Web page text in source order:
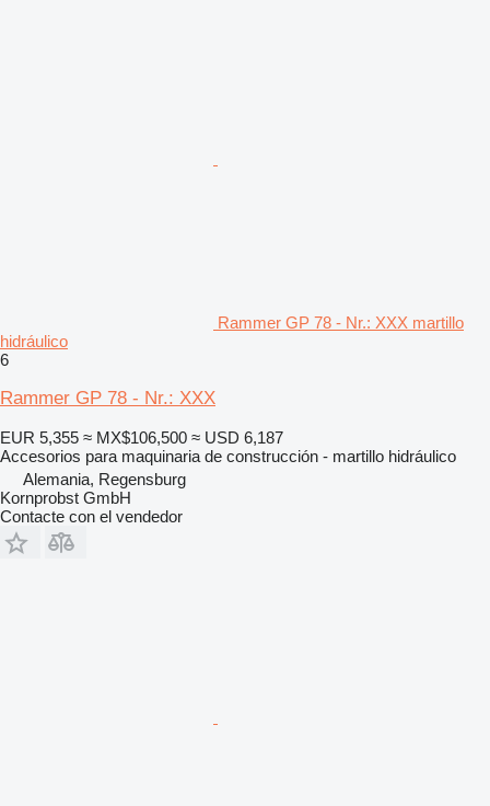
Rammer GP 78 - Nr.: XXX martillo
hidráulico
6
Rammer GP 78 - Nr.: XXX
EUR 5,355 ≈ MX$106,500 ≈ USD 6,187
Accesorios para maquinaria de construcción - martillo hidráulico
Alemania, Regensburg
Kornprobst GmbH
Contacte con el vendedor